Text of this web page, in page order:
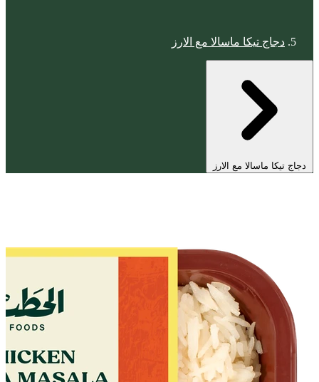
دجاج تيكا ماسالا مع الارز
دجاج تيكا ماسالا مع الارز